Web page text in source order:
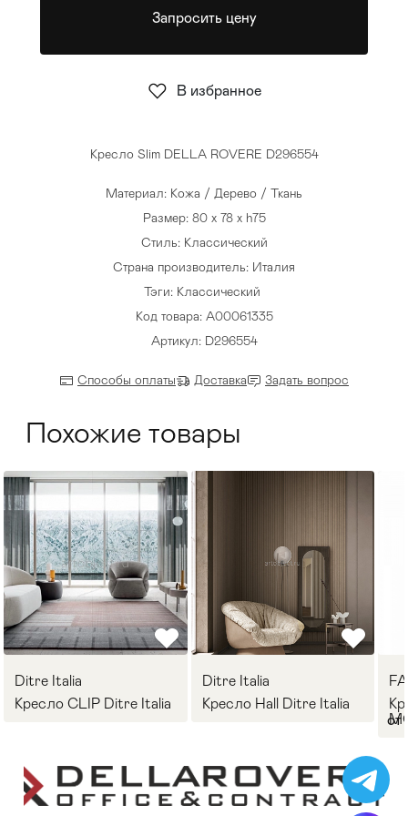
Кресло Slim DELLA ROVERE D296554
Материал: Кожа / Дерево / Ткань
Размер: 80 x 78 x h75
Стиль: Классический
Страна производитель: Италия
Тэги: Классический
Код товара: A00061335
Артикул: D296554
Способы оплаты Доставка Задать вопрос
Запросить цену
В избранное
Похожие товары
Ditre Italia
Кресло CLIP Ditre Italia
Ditre Italia
Кресло Hall Ditre Italia
от